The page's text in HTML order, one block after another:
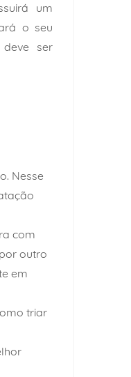
um
o seu
deve ser
Nesse
com
outro
em
triar